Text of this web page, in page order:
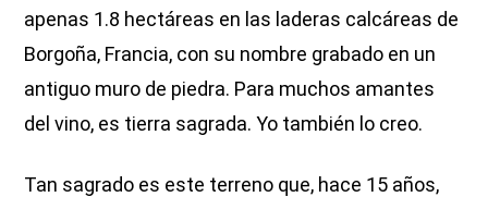
apenas 1.8 hectáreas en las laderas calcáreas de
Borgoña, Francia, con su nombre grabado en un
antiguo muro de piedra. Para muchos amantes
del vino, es tierra sagrada. Yo también lo creo.
Tan sagrado es este terreno que, hace 15 años,